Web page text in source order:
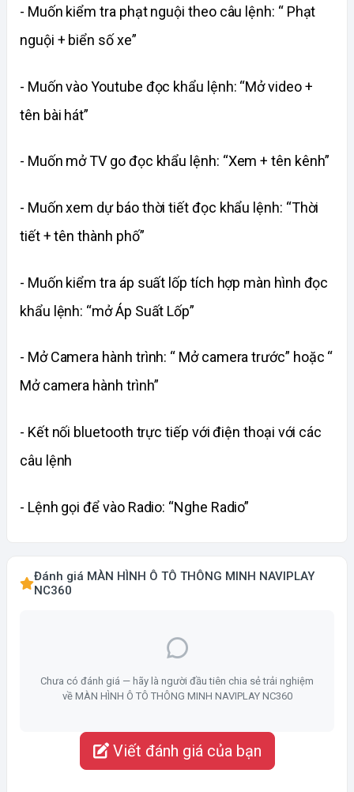
- Muốn kiểm tra phạt nguội theo câu lệnh: “ Phạt
nguội + biển số xe”
- Muốn vào Youtube đọc khẩu lệnh: “Mở video +
tên bài hát”
- Muốn mở TV go đọc khẩu lệnh: “Xem + tên kênh”
- Muốn xem dự báo thời tiết đọc khẩu lệnh: “Thời
tiết + tên thành phố”
- Muốn kiểm tra áp suất lốp tích hợp màn hình đọc
khẩu lệnh: “mở Áp Suất Lốp”
- Mở Camera hành trình: “ Mở camera trước” hoặc “
Mở camera hành trình”
- Kết nối bluetooth trực tiếp với điện thoại với các
câu lệnh
- Lệnh gọi để vào Radio: “Nghe Radio”
Đánh giá MÀN HÌNH Ô TÔ THÔNG MINH NAVIPLAY
NC360
Chưa có đánh giá — hãy là người đầu tiên chia sẻ trải nghiệm
về MÀN HÌNH Ô TÔ THÔNG MINH NAVIPLAY NC360
Viết đánh giá của bạn